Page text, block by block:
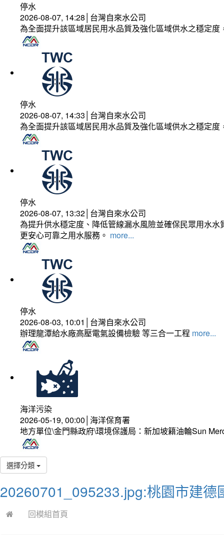
停水
2026-08-07, 14:28│台灣自來水公司
為全面提升該區域居民用水品質及強化區域供水之穩定
停水
2026-08-07, 14:33│台灣自來水公司
為全面提升該區域居民用水品質及強化區域供水之穩定
停水
2026-08-07, 13:32│台灣自來水公司
為提升供水穩定度、降低管線漏水風險並確保民眾用水
更安心可靠之用水服務。 more...
停水
2026-08-03, 10:01│台灣自來水公司
辦理龍潭給水廠高壓電氣設備檢驗 等三合一工程 more...
海洋污染
2026-05-19, 00:00│海洋保育署
地方單位\金門縣政府\環境保護局：新加坡籍油輪Sun
選擇分類
20260701_095233.jpg:桃園市建德
回模組首頁